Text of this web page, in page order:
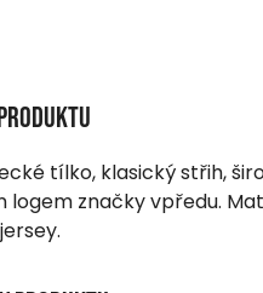
tílko, klasický střih,
logem značky vpředu.